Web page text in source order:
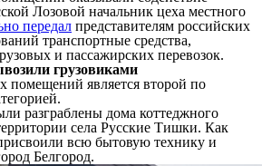
Лозовой начальник цеха местного
передал представителям российских
транспортные средства,
и пассажирских перевозок.
грузовиками
помещений является второй по
разграблены дома коттеджного
села Русские Тишки. Как
всю бытовую технику и
Белгород.